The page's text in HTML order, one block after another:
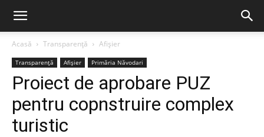
Acasă Transparență Afișier
Transparență Afișier Primăria Năvodari
Proiect de aprobare PUZ
pentru copnstruire complex
turistic